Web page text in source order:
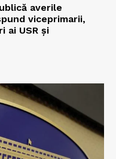
averile
viceprimarii,
ai USR și